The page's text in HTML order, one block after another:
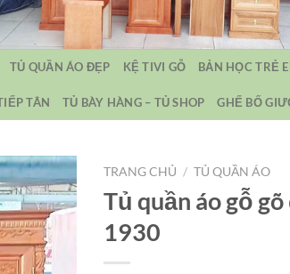
TỦ QUẦN ÁO ĐẸP KỆ TIVI GỖ BẢN HỌC TRẺ
TÂN TỦ BÀY HÀNG – TỦ SHOP GHẾ BỐ
TRANG CHỦ / TỦ QUẦN ÁO
Tủ quần áo gỗ
1930